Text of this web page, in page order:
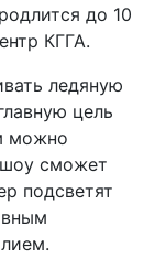
до 10
КГГА.
ледяную
цель
можно
сможет
подсветят